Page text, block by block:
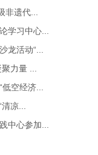
非遗代...
学习中心...
龙活动“...
力量 ...
空经济...
凉...
中心参加...